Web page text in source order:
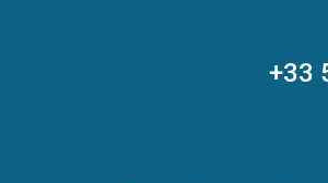
+33